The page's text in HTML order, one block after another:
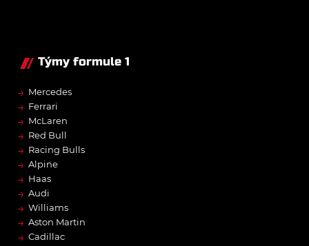
Týmy formule 1
→ Mercedes
→ Ferrari
→ McLaren
→ Red Bull
→ Racing Bulls
→ Alpine
→ Haas
→ Audi
→ Williams
→ Aston Martin
→ Cadillac